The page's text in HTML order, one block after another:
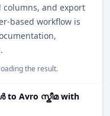
and export
based workflow is
the result.
to Avro സ്കീമ with